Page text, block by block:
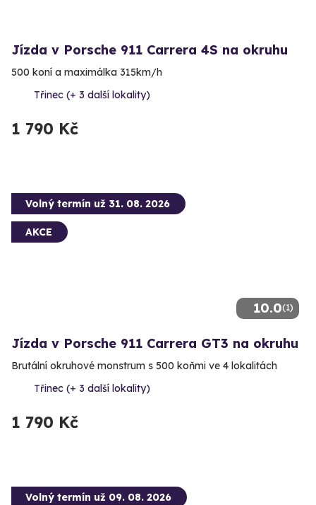
Jízda v Porsche 911 Carrera 4S na okruhu
500 koní a maximálka 315km/h
Třinec (+ 3 další lokality)
1 790 Kč
10.0(1)
Volný termín už 31. 08. 2026
AKCE
Jízda v Porsche 911 Carrera GT3 na okruhu
Brutální okruhové monstrum s 500 koňmi ve 4 lokalitách
Třinec (+ 3 další lokality)
1 790 Kč
Volný termín už 09. 08. 2026